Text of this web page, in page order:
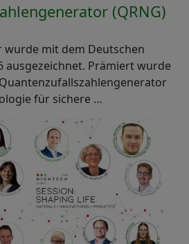
(QRNG)
wurde mit dem Deutschen
ausgezeichnet. Prämiert wurde
für sichere …